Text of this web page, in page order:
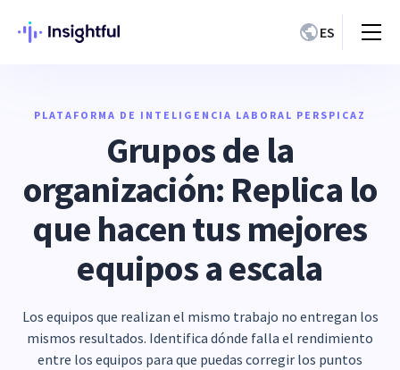
ES
PLATAFORMA DE INTELIGENCIA LABORAL PERSPICAZ
Grupos de la
organización: Replica lo
que hacen tus mejores
equipos a escala
Los equipos que realizan el mismo trabajo no entregan los
mismos resultados. Identifica dónde falla el rendimiento
entre los equipos para que puedas corregir los puntos